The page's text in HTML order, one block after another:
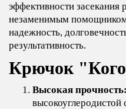
эффективности засекания
незаменимым
надежность,
результативность.
Крючок
Высокая прочность:
высокоуглеродистой